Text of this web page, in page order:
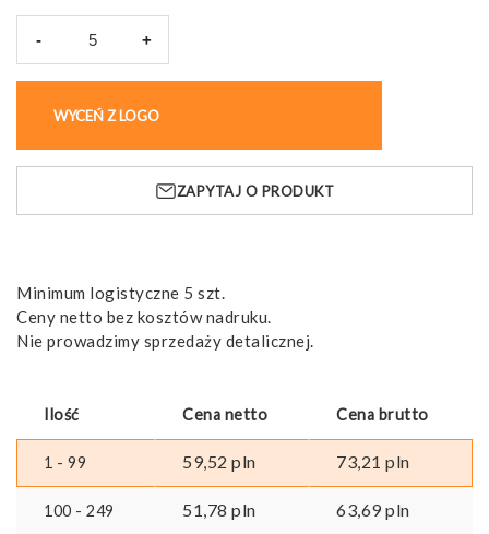
-
zapinany,
poliestrowy
z
+
WYCEŃ Z LOGO
ZAPYTAJ O PRODUKT
Minimum logistyczne 5 szt.
Ceny netto bez kosztów nadruku.
Nie prowadzimy sprzedaży detalicznej.
Ilość Cena netto Cena brutto
1 - 99 59,52 pln 73,21 pln
100 - 249 51,78 pln 63,69pln